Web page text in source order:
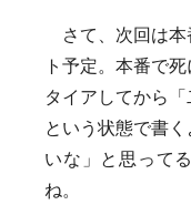
さて、次回は本
ト予定。本番で
タイアしてから「
という状態で書
いな」と思って
ね。